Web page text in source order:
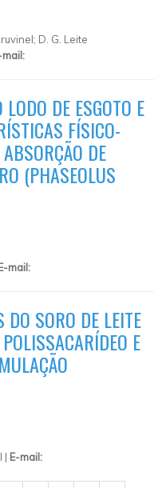
D. G. Leite
mail:
DE ESGOTO E
FÍSICO-
DE
(PHASEOLUS
mail:
DO SORO DE LEITE
E
| E-mail: